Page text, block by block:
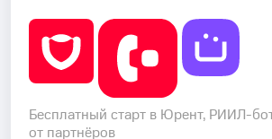
Бесплатный старт в Юрент, РИИЛ-
от партнёров